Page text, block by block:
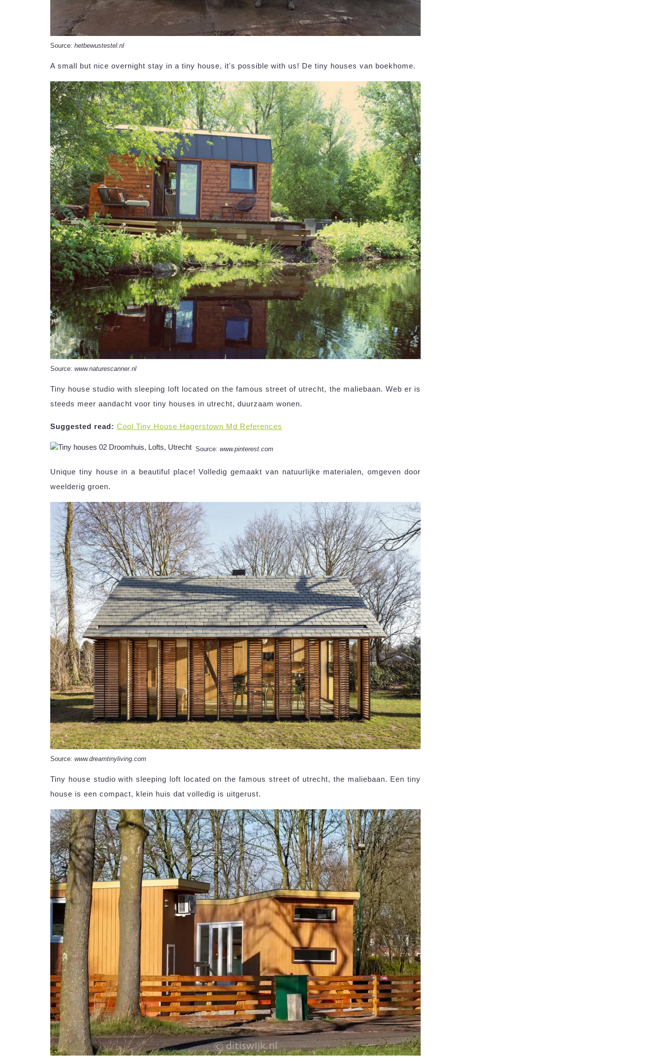
Source: hetbewustestel.nl
A small but nice overnight stay in a tiny house, it's possible with us! De tiny houses van boekhome.
Source: www.naturescanner.nl
Tiny house studio with sleeping loft located on the famous street of utrecht, the maliebaan. Web er is
steeds meer aandacht voor tiny houses in utrecht, duurzaam wonen.
Suggested read: Cool Tiny House Hagerstown Md References
Source: www.pinterest.com
Unique tiny house in a beautiful place! Volledig gemaakt van natuurlijke materialen, omgeven door
weelderig groen.
Source: www.dreamtinyliving.com
Tiny house studio with sleeping loft located on the famous street of utrecht, the maliebaan. Een tiny
house is een compact, klein huis dat volledig is uitgerust.